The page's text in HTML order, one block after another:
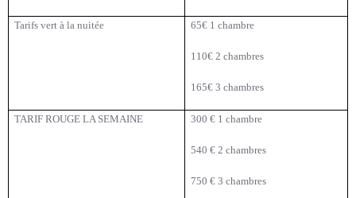
Tarifs vert à la nuitée 65€ 1 chambre
110€ 2 chambres
165€ 3 chambres
TARIF ROUGE LA SEMAINE 300 € 1 chambre
540 € 2 chambres
750 € 3 chambres